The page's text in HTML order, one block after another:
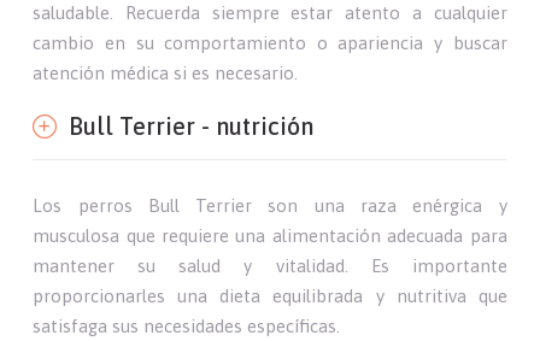
saludable. Recuerda siempre estar atento a cualquier
cambio en su comportamiento o apariencia y buscar
atención médica si es necesario.
Bull Terrier - nutrición
Los perros Bull Terrier son una raza enérgica y
musculosa que requiere una alimentación adecuada para
mantener su salud y vitalidad. Es importante
proporcionarles una dieta equilibrada y nutritiva que
satisfaga sus necesidades específicas.